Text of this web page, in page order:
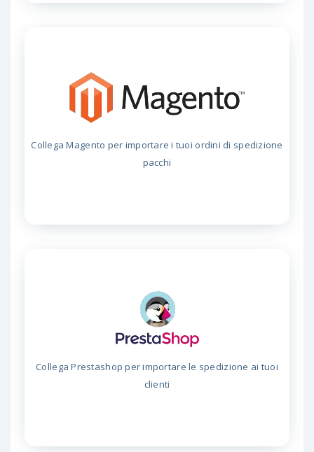
Collega Magento per importare i tuoi ordini di spedizione
pacchi
Collega Prestashop per importare le spedizione ai tuoi
clienti